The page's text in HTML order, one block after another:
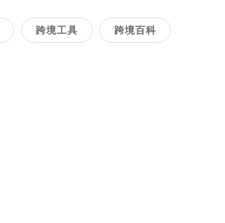
跨境工具 跨境百科